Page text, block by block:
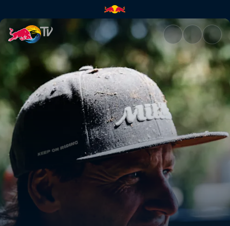
Das Beste von Paul Bolton –